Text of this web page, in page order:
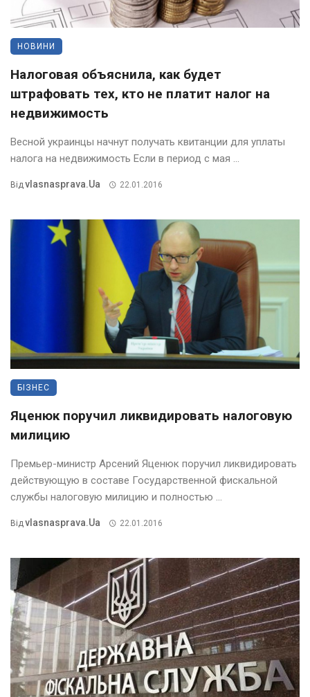
НОВИНИ
Налоговая объяснила, как будет
штрафовать тех, кто не платит налог на
недвижимость
Весной украинцы начнут получать квитанции для уплаты
налога на недвижимость Если в период с мая ...
ВідVlasnasprava.ua 22.01.2016
БІЗНЕС
Яценюк поручил ликвидировать налоговую
милицию
Премьер-министр Арсений Яценюк поручил ликвидировать
действующую в составе Государственной фискальной
службы налоговую милицию и полностью ...
ВідVlasnasprava.ua 22.01.2016